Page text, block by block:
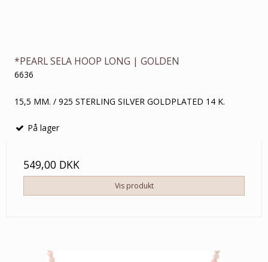
*PEARL SELA HOOP LONG | GOLDEN
6636
15,5 MM. / 925 STERLING SILVER GOLDPLATED 14 K.
På lager
549,00 DKK
Vis produkt